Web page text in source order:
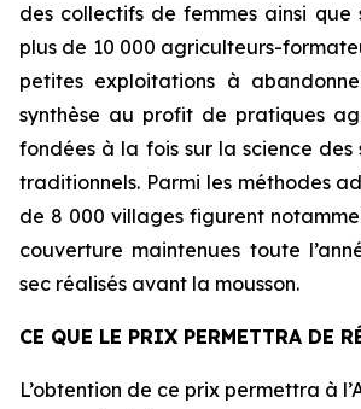
des collectifs de femmes ainsi que
plus de 10 000 agriculteurs-
petites exploitations à
synthèse au profit de pratiques
fondées à la fois sur la science des
traditionnels. Parmi les méthodes
de 8 000 villages figurent
couverture maintenues toute
sec réalisés avant la mousson.
CE QUE LE PRIX PERMETTRA DE
L’obtention de ce prix permettra à